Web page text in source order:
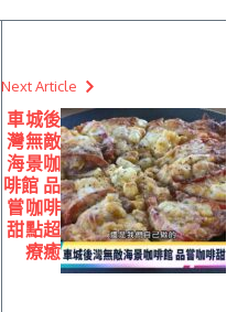
Next Article
車城後
灣無敵
海景咖
啡館 品
嘗咖啡
甜點超
療癒